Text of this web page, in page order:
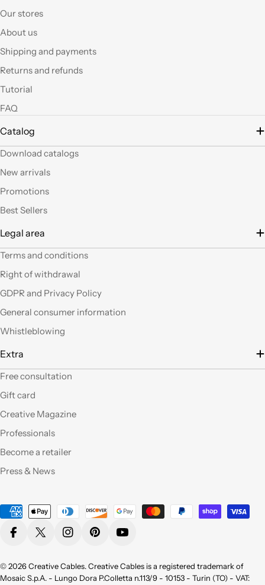
visitare il nuovo
vuote.Bravi contenute
pienamente
soddisfatta sia per la
qualità appunto ma
Consigliatissimo !
Grazie!
Our stores
About us
Shipping and payments
Returns and refunds
Tutorial
FAQ
Catalog
Download catalogs
New arrivals
Promotions
Best Sellers
Legal area
Terms and conditions
Right of withdrawal
GDPR and Privacy Policy
General consumer information
Whistleblowing
Extra
Free consultation
Gift card
Creative Magazine
Professionals
Become a retailer
Press & News
Payment
methods
FacebookX (Twitter)InstagramPinterestYouTube
© 2026Creative Cables. Creative Cables is a registered trademark of
Mosaic S.p.A. - Lungo Dora P.Colletta n.113/9 - 10153 - Turin (TO) - VAT: